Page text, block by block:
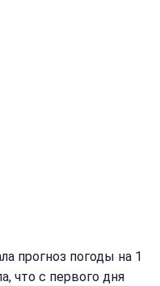
прогноз погоды на 1
что с первого дня